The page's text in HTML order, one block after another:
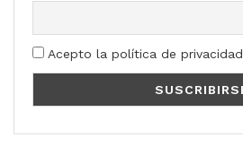
Acepto la política de privacidad